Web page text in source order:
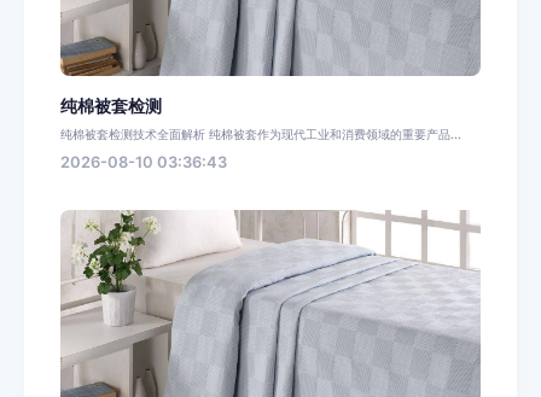
纯棉被套检测
纯棉被套检测技术全面解析 纯棉被套作为现代工业和消费领域的重要产品...
2026-08-10 03:36:43